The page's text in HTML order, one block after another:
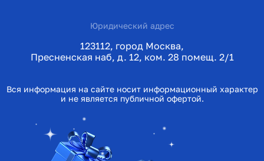
Юридический адрес
123112, город Москва,
Пресненская наб, д. 12, ком. 28 помещ. 2/1
Вся информация на сайте носит информационный характер
и не является публичной офертой.